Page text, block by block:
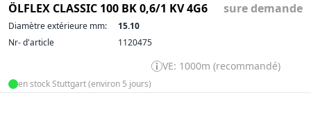
ÖLFLEX CLASSIC 100 BK 0,6/1 KV 4G6 sure demande
Diamètre extérieure mm:
15.10
Nr- d'article
1120475
VE: 1000m (recommandé)
en stock Stuttgart (environ 5 jours)